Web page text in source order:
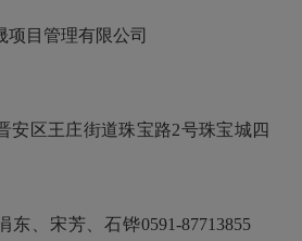
晟项目管理有限公司
区王庄街道珠宝路2号珠宝城四
室
、宋芳、石铧0591-87713855